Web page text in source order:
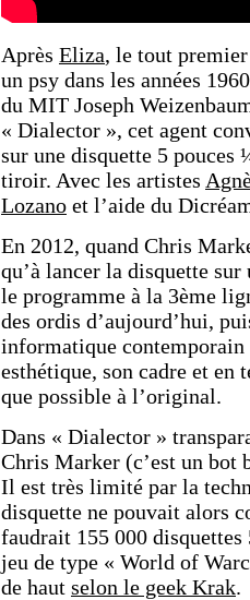
Après Eliza, le tout
un psy dans les années
du MIT Joseph
« Dialector », cet agent
sur une disquette 5 pouces
tiroir. Avec les artistes
Lozano et l’aide du
En 2012, quand Chris
qu’à lancer la disquette
le programme à la 3ème
des ordis d’aujourd’hui,
informatique contemporain
esthétique, son cadre et en
que possible à l’original.
Dans « Dialector »
Chris Marker (c’est un bot
Il est très limité par la
disquette ne pouvait alors
faudrait 155 000
jeu de type « World of
de haut selon le geek Krak.